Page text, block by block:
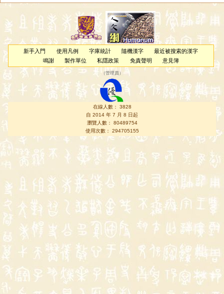
新手入門 使用凡例 字庫統計 隨機漢字
最近被搜索的漢字
鳴謝
製作單位 私隱政策 免責聲明 意見簿
（管理員 ）
在線人數： 3828
自 2014 年 7 月 8 日起
瀏覽人數： 80489754
使用次數： 294705155